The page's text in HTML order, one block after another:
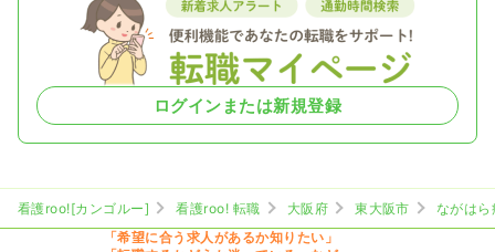
ログインまたは新規登録
看護roo![カンゴルー] 看護roo! 転職 大阪府 東大阪市
ながはら
「希望に合う求人があるか知りたい」